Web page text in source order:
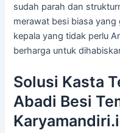
sudah parah dan
merawat besi biasa
kepala yang tidak perlu
berharga untuk
Solusi Kasta
Abadi Besi